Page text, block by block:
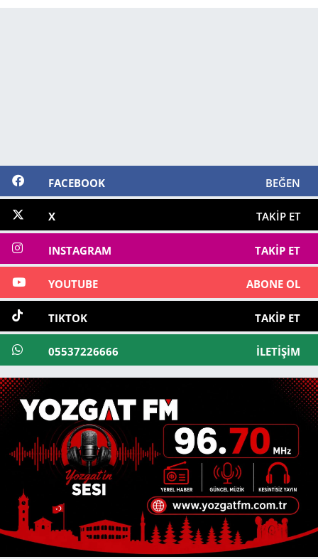
FACEBOOK BEĞEN
X TAKIP ET
INSTAGRAM TAKIP ET
YOUTUBE ABONE OL
TIKTOK TAKIP ET
05537226666 İLETIŞIM